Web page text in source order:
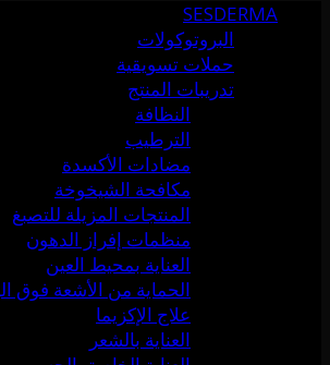
SESDERMA
البروتوكولات
حملات تسويقية
تدريبات المنتج
النظافة
الترطيب
مضادات الأكسدة
مكافحة الشيخوخة
المنتجات المزيلة للتصبغ
منظمات إفراز الدهون
العناية بمحيط العين
الحماية من الأشعة فوق
علاج الإكزيما
العناية بالشعر